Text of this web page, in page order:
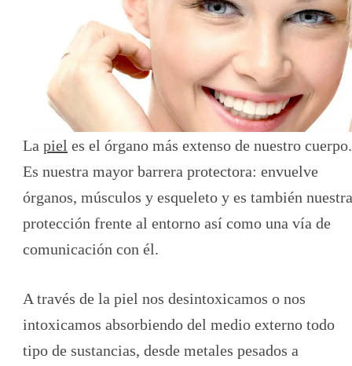
La piel es el órgano más extenso de nuestro cuerpo.
Es nuestra mayor barrera protectora: envuelve
órganos, músculos y esqueleto y es también nuestra
protección frente al entorno así como una vía de
comunicación con él.
A través de la piel nos desintoxicamos o nos
intoxicamos absorbiendo del medio externo todo
tipo de sustancias, desde metales pesados a